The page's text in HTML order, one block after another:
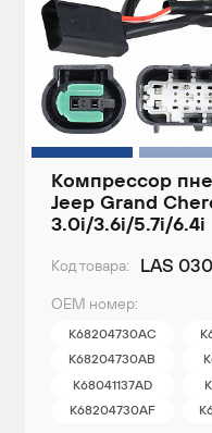
Компрессор
Jeep Grand
3.0i/3.6i/5.7i/6.4i
Код товара: LAS
ОЕМ номер:
K68204730AC
K68204730AB
K68041137AD
K68204730AF